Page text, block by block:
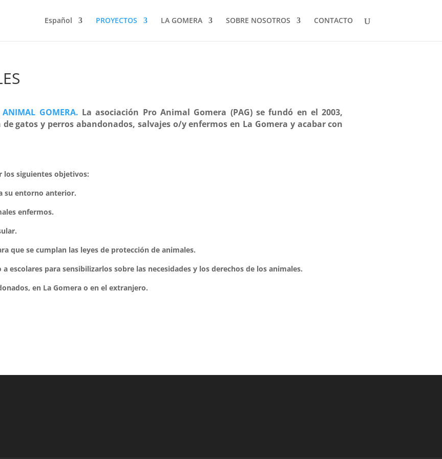
Español PROYECTOS LA GOMERA SOBRE NOSOTROS CONTACTO
ANIMAL GOMERA. La asociación Pro Animal Gomera (PAG) se fundó en el 2003,
gatos y perros abandonados, salvajes o/y enfermos en La Gomera y acabar con
los siguientes objetivos:
su entorno anterior.
enfermos.
que se cumplan las leyes de protección de animales.
escolares para sensibilizarlos sobre las necesidades y los derechos de los animales.
en La Gomera o en el extranjero.